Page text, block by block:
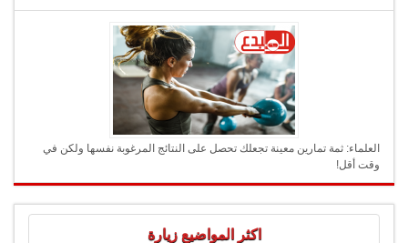
العلماء: ثمة تمارين معينة تجعلك تحصل على النتائج المرغوبة نفسها ولكن في
وقت أقل!
اكثر المواضيع زيارة